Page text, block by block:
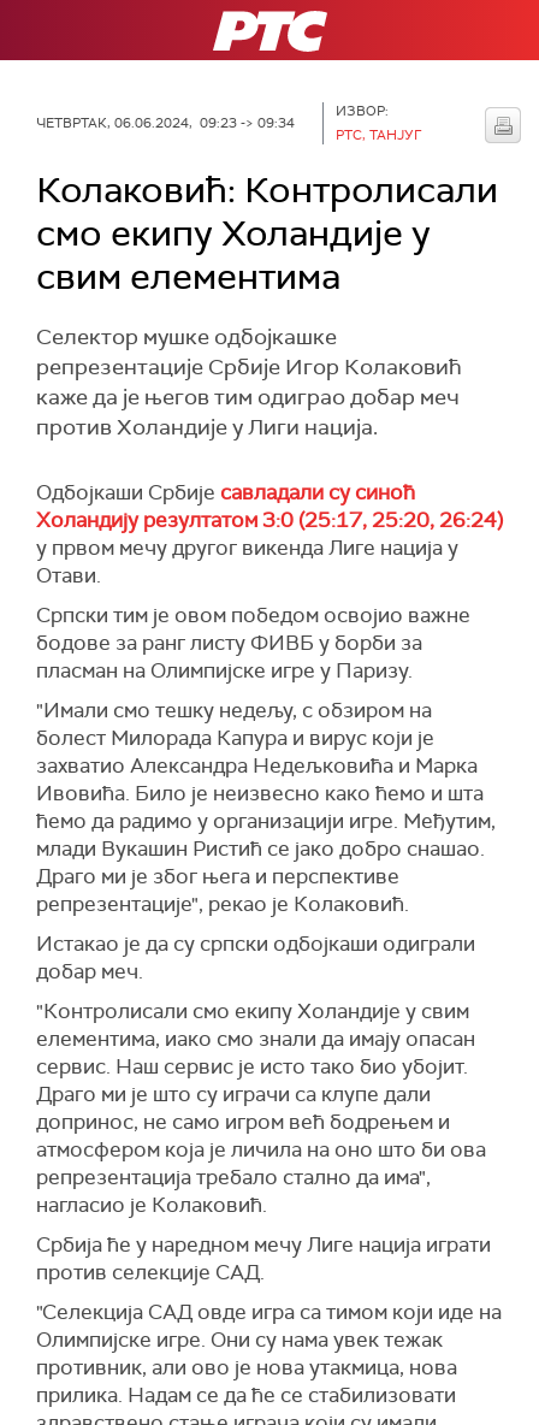
РТС
ЧЕТВРТАК, 06.06.2024, 09:23 -> 09:34
ИЗВОР:
РТС, ТАНЈУГ
Колаковић: Контролисали
смо екипу Холандије у
свим елементима
Селектор мушке одбојкашке
репрезентације Србије Игор Колаковић
каже да је његов тим одиграо добар меч
против Холандије у Лиги нација.
Одбојкаши Србије савладали су синоћ
Холандију резултатом 3:0 (25:17, 25:20, 26:24)
у првом мечу другог викенда Лиге нација у
Отави.
Српски тим је овом победом освојио важне
бодове за ранг листу ФИВБ у борби за
пласман на Олимпијске игре у Паризу.
"Имали смо тешку недељу, с обзиром на
болест Милорада Капура и вирус који је
захватио Александра Недељковића и Марка
Ивовића. Било је неизвесно како ћемо и шта
ћемо да радимо у организацији игре. Међутим,
млади Вукашин Ристић се јако добро снашао.
Драго ми је због њега и перспективе
репрезентације", рекао је Колаковић.
Истакао је да су српски одбојкаши одиграли
добар меч.
"Контролисали смо екипу Холандије у свим
елементима, иако смо знали да имају опасан
сервис. Наш сервис је исто тако био убојит.
Драго ми је што су играчи са клупе дали
допринос, не само игром већ бодрењем и
атмосфером која је личила на оно што би ова
репрезентација требало стално да има",
нагласио је Колаковић.
Србија ће у наредном мечу Лиге нација играти
против селекције САД.
"Селекција САД овде игра са тимом који иде на
Олимпијске игре. Они су нама увек тежак
противник, али ово је нова утакмица, нова
прилика. Надам се да ће се стабилизовати